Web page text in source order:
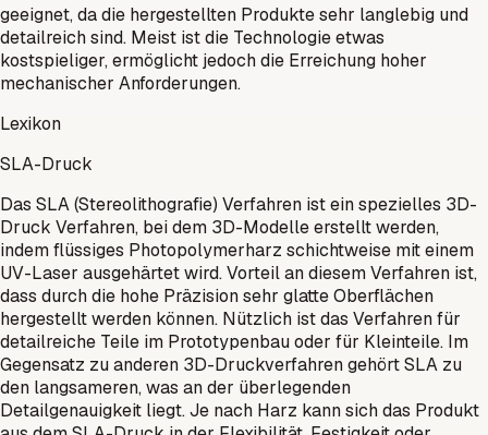
geeignet, da die hergestellten Produkte sehr langlebig und
detailreich sind. Meist ist die Technologie etwas
kostspieliger, ermöglicht jedoch die Erreichung hoher
mechanischer Anforderungen.
Lexikon
SLA-Druck
Das SLA (Stereolithografie) Verfahren ist ein spezielles 3D-
Druck Verfahren, bei dem 3D-Modelle erstellt werden,
indem flüssiges Photopolymerharz schichtweise mit einem
UV-Laser ausgehärtet wird. Vorteil an diesem Verfahren ist,
dass durch die hohe Präzision sehr glatte Oberflächen
hergestellt werden können. Nützlich ist das Verfahren für
detailreiche Teile im Prototypenbau oder für Kleinteile. Im
Gegensatz zu anderen 3D-Druckverfahren gehört SLA zu
den langsameren, was an der überlegenden
Detailgenauigkeit liegt. Je nach Harz kann sich das Produkt